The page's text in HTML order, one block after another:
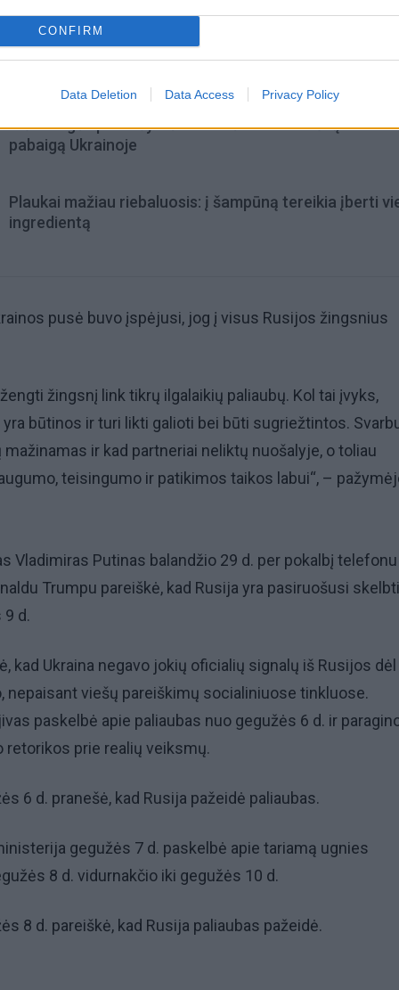
CONFIRM
Data Deletion Data Access Privacy Policy
Aiškiaregės pranašystė: numatė katastrofišką karo
pabaigą Ukrainoje
Plaukai mažiau riebaluosis: į šampūną tereikia įberti
ingredientą
pusė buvo įspėjusi, jog į visus Rusijos žingsnius
žingsnį link tikrų ilgalaikių paliaubų. Kol tai įvyks,
būtinos ir turi likti galioti bei būti sugriežtintos.
ir kad partneriai neliktų nuošalyje, o toliau
teisingumo ir patikimos taikos labui“, –
Vladimiras Putinas balandžio 29 d. per pokalbį
Trumpu pareiškė, kad Rusija yra pasiruošusi skelbti
9 d.
kad Ukraina negavo jokių oficialių signalų iš Rusijos dėl
nepaisant viešų pareiškimų socialiniuose tinkluose.
paskelbė apie paliaubas nuo gegužės 6 d. ir
retorikos prie realių veiksmų.
6 d. pranešė, kad Rusija pažeidė paliaubas.
gegužės 7 d. paskelbė apie tariamą ugnies
8 d. vidurnakčio iki gegužės 10 d.
8 d. pareiškė, kad Rusija paliaubas pažeidė.